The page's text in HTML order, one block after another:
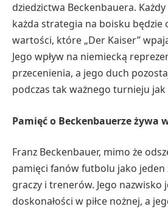
dziedzictwa Beckenbauera.
każda strategia na boisku będzie
wartości, które „Der Kaiser”
Jego wpływ na niemiecką
przecenienia, a jego duch
podczas tak ważnego turnieju jak
Pamięć o Beckenbauerze żywa
Franz Beckenbauer, mimo że
pamięci fanów futbolu jako jeden
graczy i trenerów. Jego nazwisko
doskonałości w piłce nożnej, a